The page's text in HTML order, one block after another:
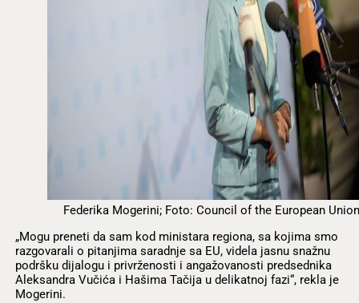
Federika Mogerini; Foto: Council of the European Union
„Mogu preneti da sam kod ministara regiona, sa kojima smo
razgovarali o pitanjima saradnje sa EU, videla jasnu snažnu
podršku dijalogu i privrženosti i angažovanosti predsednika
Aleksandra Vučića i Hašima Tačija u delikatnoj fazi“, rekla je
Mogerini.